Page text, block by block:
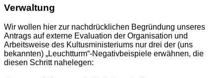
Verwaltung
Wir wollen hier zur nachdrücklichen Begründung unseres
Antrags auf externe Evaluation der Organisation und
Arbeitsweise des Kultusministeriums nur drei der (uns
bekannten) „Leuchtturm“-Negativbeispiele erwähnen, die
diesen Schritt nahelegen: